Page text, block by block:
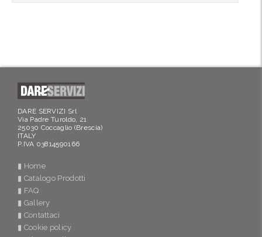
DARE SERVIZI Srl
Via Padre Turoldo, 21
25030 Coccaglio (Brescia)
ITALY
P.IVA 03814590166
▮ Home
▮ Catalogo Prodotti
▮ FAQ
▮ Gallery
▮ Contattaci
▮ Cookie policy